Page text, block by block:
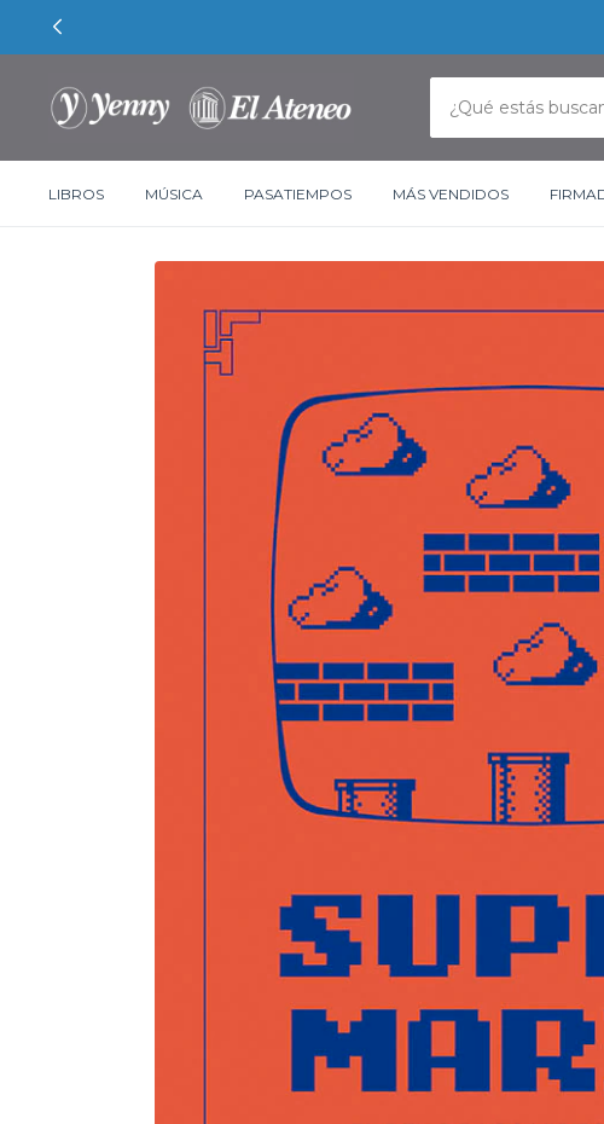
LIBROS MÚSICA PASATIEMPOS MÁS VENDIDOS